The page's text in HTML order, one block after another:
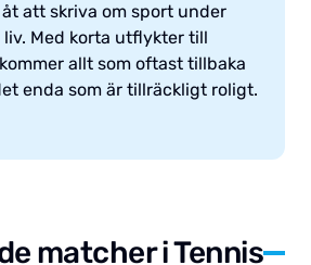
att skriva om sport under
Med korta utflykter till
allt som oftast tillbaka
enda som är tillräckligt roligt.
matcher i Tennis